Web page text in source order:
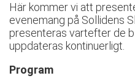
Här kommer vi att
evenemang på Sollidens
presenteras vartefter de
uppdateras kontinuerligt.
Program